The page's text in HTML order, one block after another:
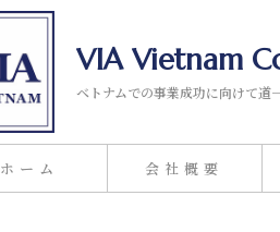
VIA Vietnam
ベトナムでの事業成功に向けて道
ホーム 会社概要